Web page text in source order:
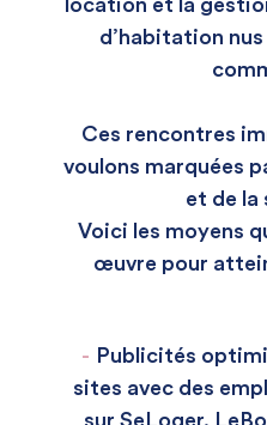
location et la
d’habitation
Ces rencontres
voulons marquées
et de la
Voici les moyens
œuvre pour
Publicités
sites avec des
sur SeLoger,